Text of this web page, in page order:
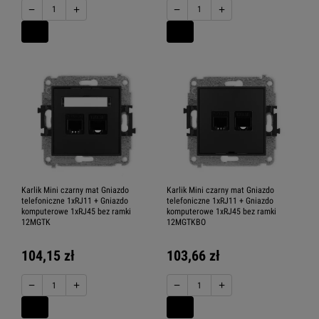
− + − +
Karlik Mini czarny mat Gniazdo
telefoniczne 1xRJ11 + Gniazdo
komputerowe 1xRJ45 bez ramki
12MGTK
104,15 zł
− +
Karlik Mini czarny mat Gniazdo
telefoniczne 1xRJ11 + Gniazdo
komputerowe 1xRJ45 bez ramki
12MGTKBO
103,66 zł
− +